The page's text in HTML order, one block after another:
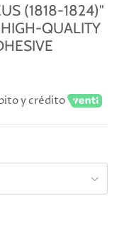
(1818-1824)"
QUALITY
y crédito